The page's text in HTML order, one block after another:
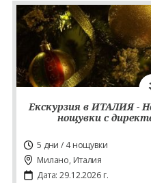
Екскурзия в ИТАЛИЯ -
нощувки с
5 дни / 4 нощувки
Милано, Италия
Дата: 29.12.2026 г.